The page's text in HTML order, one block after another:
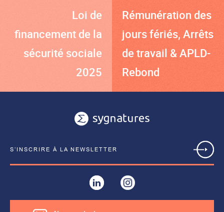
Loi de
financement de la
sécurité sociale
2025
Rémunération des
jours fériés, Arrêts
de travail & APLD-
Rebond
S’INSCRIRE À LA NEWSLETTER